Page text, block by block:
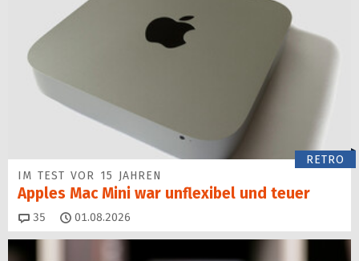
RETRO
IM TEST VOR 15 JAHREN
Apples Mac Mini war unflexibel und teuer
35 Kommentare
01.08.2026